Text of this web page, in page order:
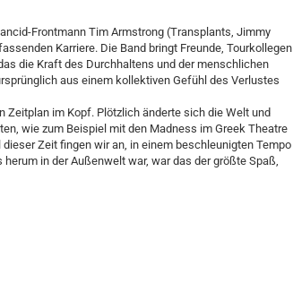
Frontmann Tim Armstrong (Transplants, Jimmy
Karriere. Die Band bringt Freunde, Tourkollegen
die Kraft des Durchhaltens und der menschlichen
aus einem kollektiven Gefühl des Verlustes
Zeitplan im Kopf. Plötzlich änderte sich die Welt und
wie zum Beispiel mit den Madness im Greek Theatre
Zeit fingen wir an, in einem beschleunigten Tempo
in der Außenwelt war, war das der größte Spaß,